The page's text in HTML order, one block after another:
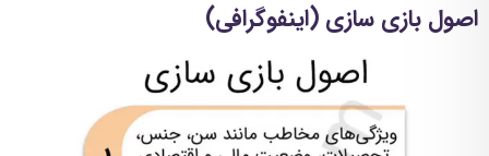
اصول بازی سازی (اینفوگرافی)